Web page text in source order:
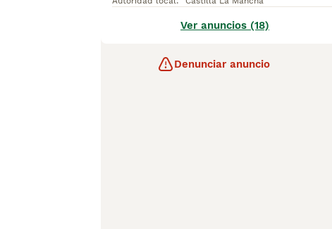
Ver anuncios (18)
Denunciar anuncio